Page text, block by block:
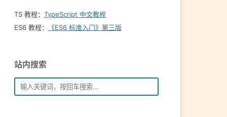
TS 教程： TypeScript 中文教程
ES6 教程：
《ES6 标准入门》第三版
站内搜索